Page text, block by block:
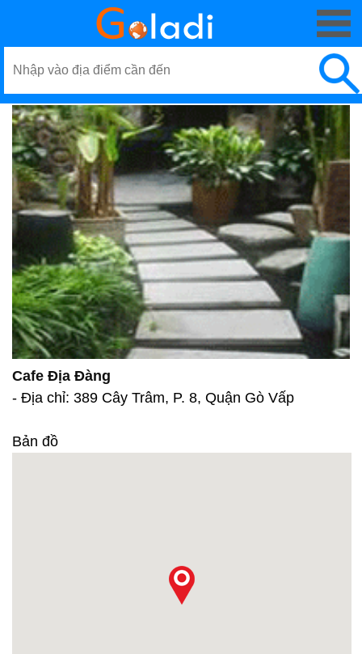
Cafe Địa Đàng
- Địa chỉ: 389 Cây Trâm, P. 8, Quận Gò Vấp
Bản đồ